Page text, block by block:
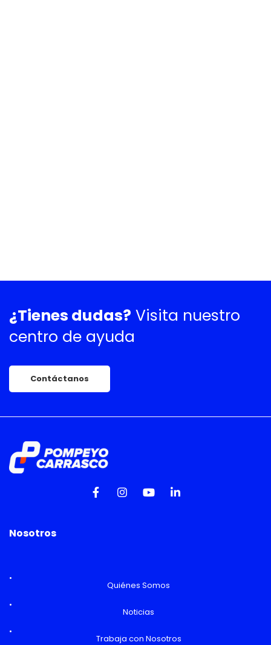
¿Tienes dudas? Visita nuestro
centro de ayuda
Contáctanos
Nosotros
Quiénes Somos
Noticias
Trabaja con Nosotros